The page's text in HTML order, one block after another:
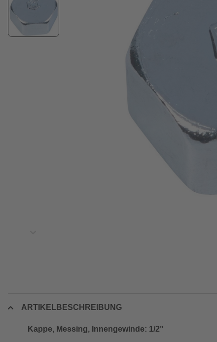
ARTIKELBESCHREIBUNG
Kappe, Messing, Innengewinde: 1/2"